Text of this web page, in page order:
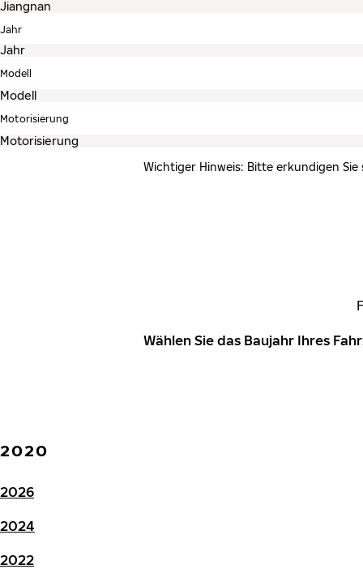
Jahr
Modell
Motorisierung
Wichtiger Hinweis: Bitte erkundigen
Wählen Sie das Baujahr Ihres
2020
2026
2024
2022